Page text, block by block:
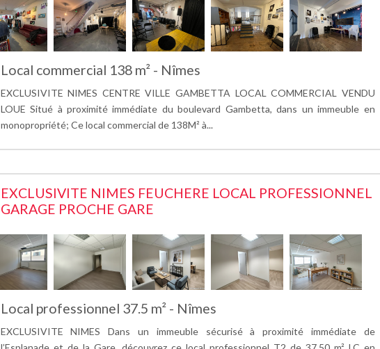
Local commercial 138 m² - Nîmes
EXCLUSIVITE NIMES CENTRE VILLE GAMBETTA LOCAL COMMERCIAL VENDU
LOUE Situé à proximité immédiate du boulevard Gambetta, dans un immeuble en
monopropriété; Ce local commercial de 138M² à...
EXCLUSIVITE NIMES FEUCHERE LOCAL PROFESSIONNEL
GARAGE PROCHE GARE
Local professionnel 37.5 m² - Nîmes
EXCLUSIVITE NIMES Dans un immeuble sécurisé à proximité immédiate de